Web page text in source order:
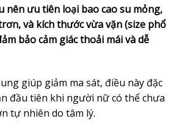
nên ưu tiên loại bao cao su mỏng,
và kích thước vừa vặn (size phổ
bảo cảm giác thoải mái và dễ
giúp giảm ma sát, điều này đặc
đầu tiên khi người nữ có thể chưa
tự nhiên do tâm lý.